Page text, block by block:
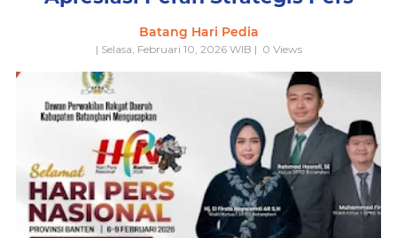
Batang Hari Pedia
| Selasa, Februari 10, 2026 WIB | 0 Views